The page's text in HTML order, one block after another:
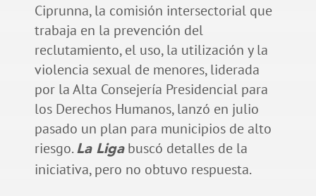
Ciprunna, la comisión intersectorial que
trabaja en la prevención del
reclutamiento, el uso, la utilización y la
violencia sexual de menores, liderada
por la Alta Consejería Presidencial para
los Derechos Humanos, lanzó en julio
pasado un plan para municipios de alto
riesgo. La Ligabuscó detalles de la
iniciativa, pero no obtuvo respuesta.